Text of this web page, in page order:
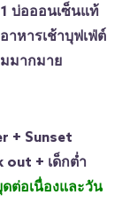
บ่อออนเซ็นแท้
หารเช้าบุฟเฟ่ต์
มากมาย
+ Sunset
out + เด็กต่ำ
ต่อเนื่องและวัน